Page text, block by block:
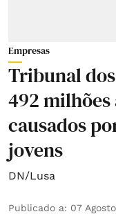
Empresas
Tribunal
492 milhões
causados
jovens
DN/Lusa
Publicado a: 07